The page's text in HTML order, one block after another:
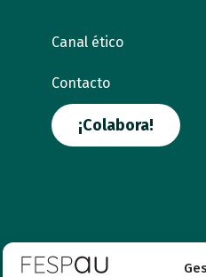
Canal ético
Contacto
¡Colabora!